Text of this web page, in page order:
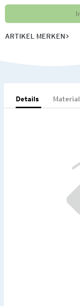
ARTIKEL MERKEN
Details Material